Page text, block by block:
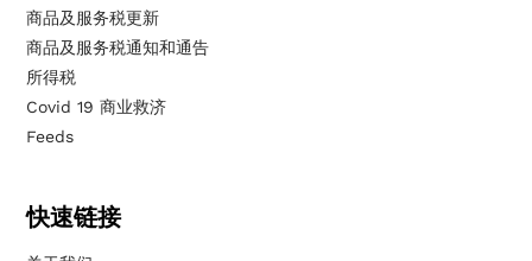
商品及服务税更新
商品及服务税通知和通告
所得税
Covid 19 商业救济
Feeds
快速链接